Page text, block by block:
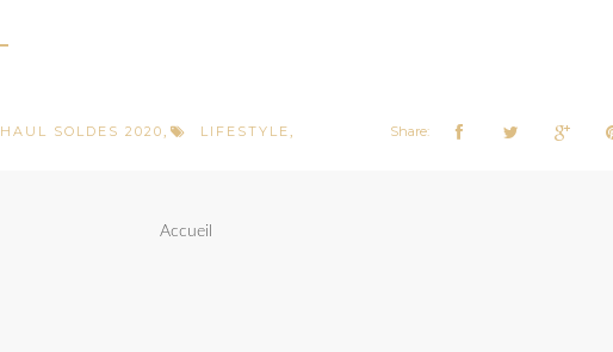
HAUL SOLDES 2020, LIFESTYLE, Share:
Accueil